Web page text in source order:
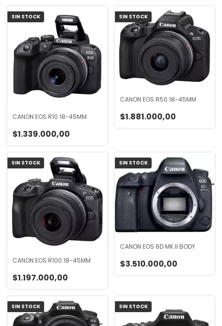
SIN STOCK
CANON EOS R10 18-45MM
$1.339.000,00
SIN STOCK
CANON EOS R50 18-45MM
$1.881.000,00
SIN STOCK
CANON EOS R100 18-45MM
$1.197.000,00
SIN STOCK
CANON EOS 6D MK II BODY
$3.510.000,00
SIN STOCK SIN STOCK